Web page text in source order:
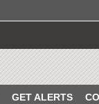
GET ALERTS